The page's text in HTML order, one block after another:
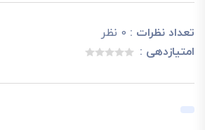
تعداد نظرات : 0 نظر
امتیازدهی :